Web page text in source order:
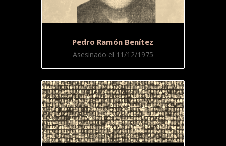
Pedro Ramón Benítez
Asesinado el 11/12/1975